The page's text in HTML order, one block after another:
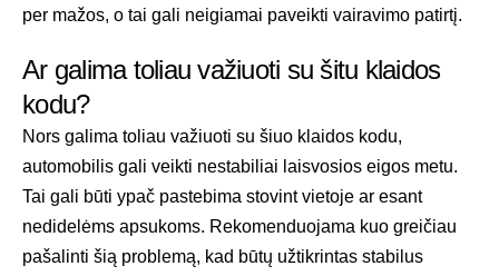
per mažos, o tai gali neigiamai paveikti vairavimo patirtį.
Ar galima toliau važiuoti su šitu klaidos
kodu?
Nors galima toliau važiuoti su šiuo klaidos kodu,
automobilis gali veikti nestabiliai laisvosios eigos metu.
Tai gali būti ypač pastebima stovint vietoje ar esant
nedidelėms apsukoms. Rekomenduojama kuo greičiau
pašalinti šią problemą, kad būtų užtikrintas stabilus